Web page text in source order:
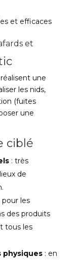
et efficaces
et
une
les nids,
(fuites
une
ciblé
: très
de
pour les
des produits
tous les
physiques: en